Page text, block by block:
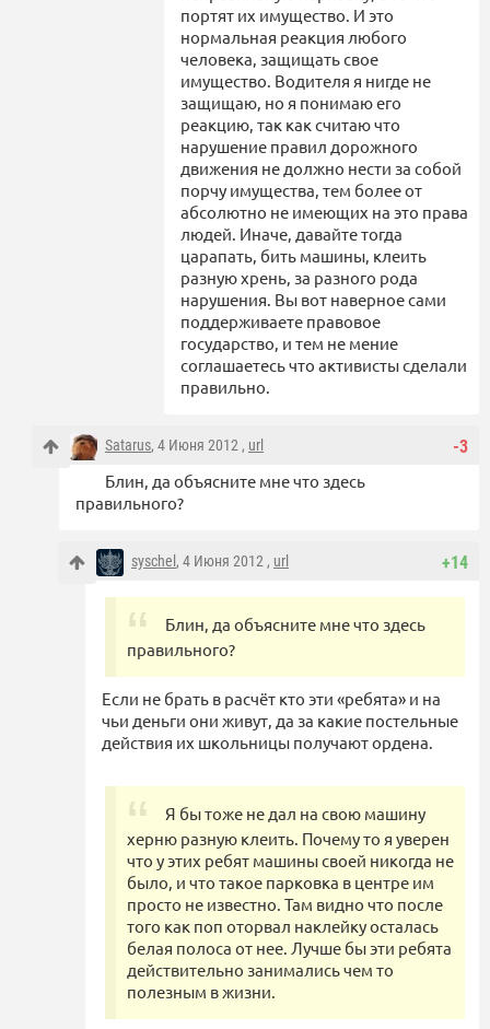
портят их имущество. И это
нормальная реакция любого
человека, защищать свое
имущество. Водителя я нигде не
защищаю, но я понимаю его
реакцию, так как считаю что
нарушение правил дорожного
движения не должно нести за собой
порчу имущества, тем более от
абсолютно не имеющих на это права
людей. Иначе, давайте тогда
царапать, бить машины, клеить
разную хрень, за разного рода
нарушения. Вы вот наверное сами
поддерживаете правовое
государство, и тем не мение
соглашаетесь что активисты сделали
правильно.
-3
Satarus, 4 Июня 2012 , url
​Блин, да объясните мне что здесь
правильного?
+14
syschel , 4 Июня 2012 , url
​Блин, да объясните мне что здесь
правильного?
Если не брать в расчёт кто эти «ребята» и на
чьи деньги они живут, да за какие постельные
действия их школьницы получают ордена.
Я бы тоже не дал на свою машину
херню разную клеить. Почему то я уверен
что у этих ребят машины своей никогда не
было, и что такое парковка в центре им
просто не известно. Там видно что после
того как поп оторвал наклейку осталась
белая полоса от нее. Лучше бы эти ребята
действительно занимались чем то
полезным в жизни.